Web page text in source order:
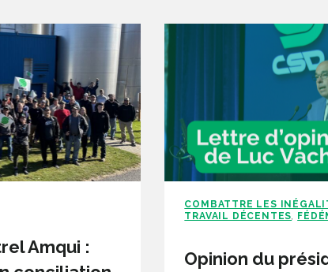
Amqui :
COMBATTRE LES
TRAVAIL DÉCENTES
Opinion du